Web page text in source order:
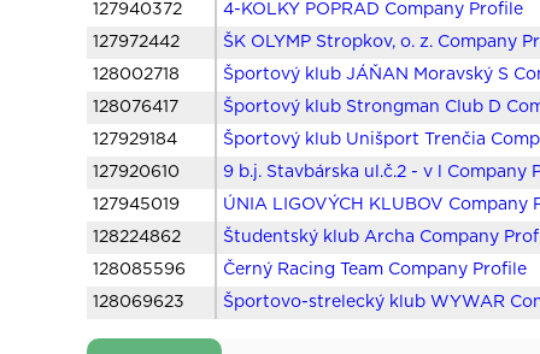
127940372
4-KOLKY POPRAD Company Profile
127972442
ŠK OLYMP Stropkov, o. z. Company
128002718
Športový klub JÁŇAN Moravský S
128076417
Športový klub Strongman Club D
127929184
Športový klub Unišport Trenčia
127920610
9 b.j. Stavbárska ul.č.2 - v l Company
127945019
ÚNIA LIGOVÝCH KLUBOV Company
128224862
Študentský klub Archa Company
128085596
Černý Racing Team Company Profile
128069623
Športovo-strelecký klub WYWAR